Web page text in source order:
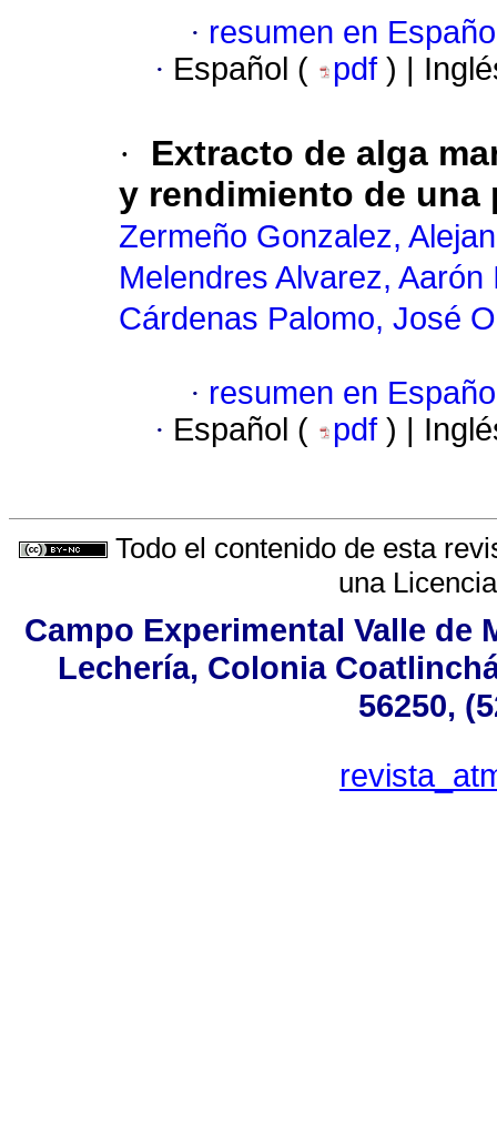
· resumen en
· Español ( pdf ) |
·
Extracto de alga
y rendimiento de una
Zermeño Gonzalez,
Melendres Alvarez, Aarón
Cárdenas Palomo, José
· resumen en
· Español ( pdf ) |
Todo el contenido de esta
una
Campo Experimental Valle de
Lechería, Colonia
56250,